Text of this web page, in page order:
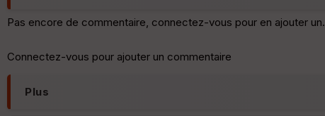
Pas encore de commentaire, connectez-vous pour en ajouter un.
Connectez-vous pour ajouter un commentaire
Plus